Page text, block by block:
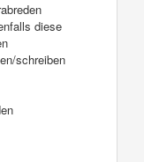
diese
schreiben